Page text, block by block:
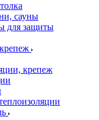
сауны
для защиты
крепеж